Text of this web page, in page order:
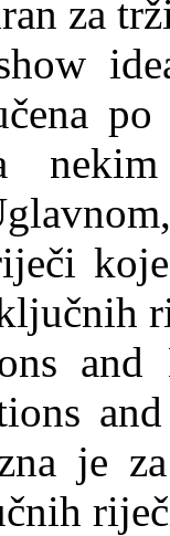
za
and
je